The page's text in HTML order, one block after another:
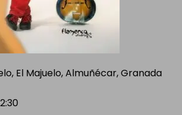
El Majuelo, Almuñécar, Granada